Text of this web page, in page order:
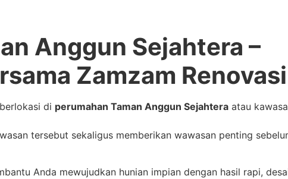
Anggun Sejahtera –
Zamzam Renovasi
di perumahan Taman Anggun Sejahtera atau
tersebut sekaligus memberikan wawasan penting
Anda mewujudkan hunian impian dengan hasil rapi,